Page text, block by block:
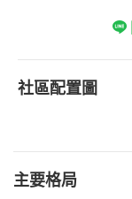
社區配置圖
主要格局